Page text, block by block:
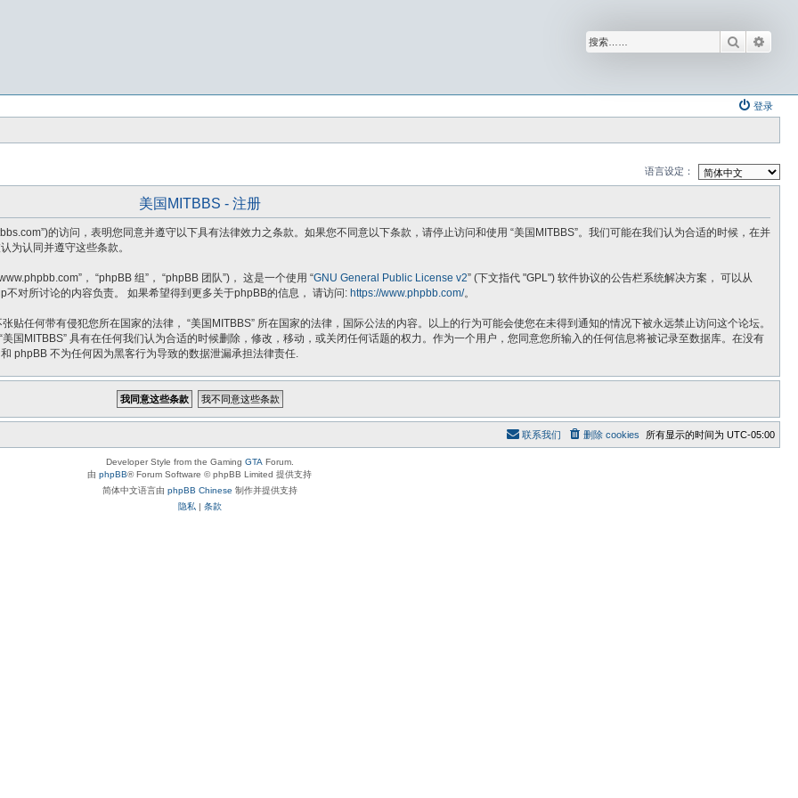
搜索
登录
语言设定：
美国MITBBS - 注册
的访问，表明您同意并遵守以下具有法律效力之条款。如果您不同意以下条款，请停止访问和使用 “美国MITBBS”。我们可能在我们认为合适的时候，在并
为认同并遵守这些条款。
， “phpBB 组”， “phpBB 团队”)， 这是一个使用 “GNU General Public License v2” (下文指代 "GPL") 软件协议的公告栏系统解决方案， 可以从
对所讨论的内容负责。 如果希望得到更多关于phpBB的信息， 请访问: https://www.phpbb.com/。
任何带有侵犯您所在国家的法律， “美国MITBBS” 所在国家的法律，国际公法的内容。以上的行为可能会使您在未得到通知的情况下被永远禁止访问这个论坛。
国MITBBS” 具有在任何我们认为合适的时候删除，修改，移动，或关闭任何话题的权力。作为一个用户，您同意您所输入的任何信息将被记录至数据库。在没有
phpBB 不为任何因为黑客行为导致的数据泄漏承担法律责任.
所有显示的时间为 UTC-05:00
删除 cookies
联系我们
Developer Style from the Gaming GTA Forum.
由 phpBB® Forum Software © phpBB Limited 提供支持
简体中文语言由 phpBB Chinese 制作并提供支持
隐私 | 条款